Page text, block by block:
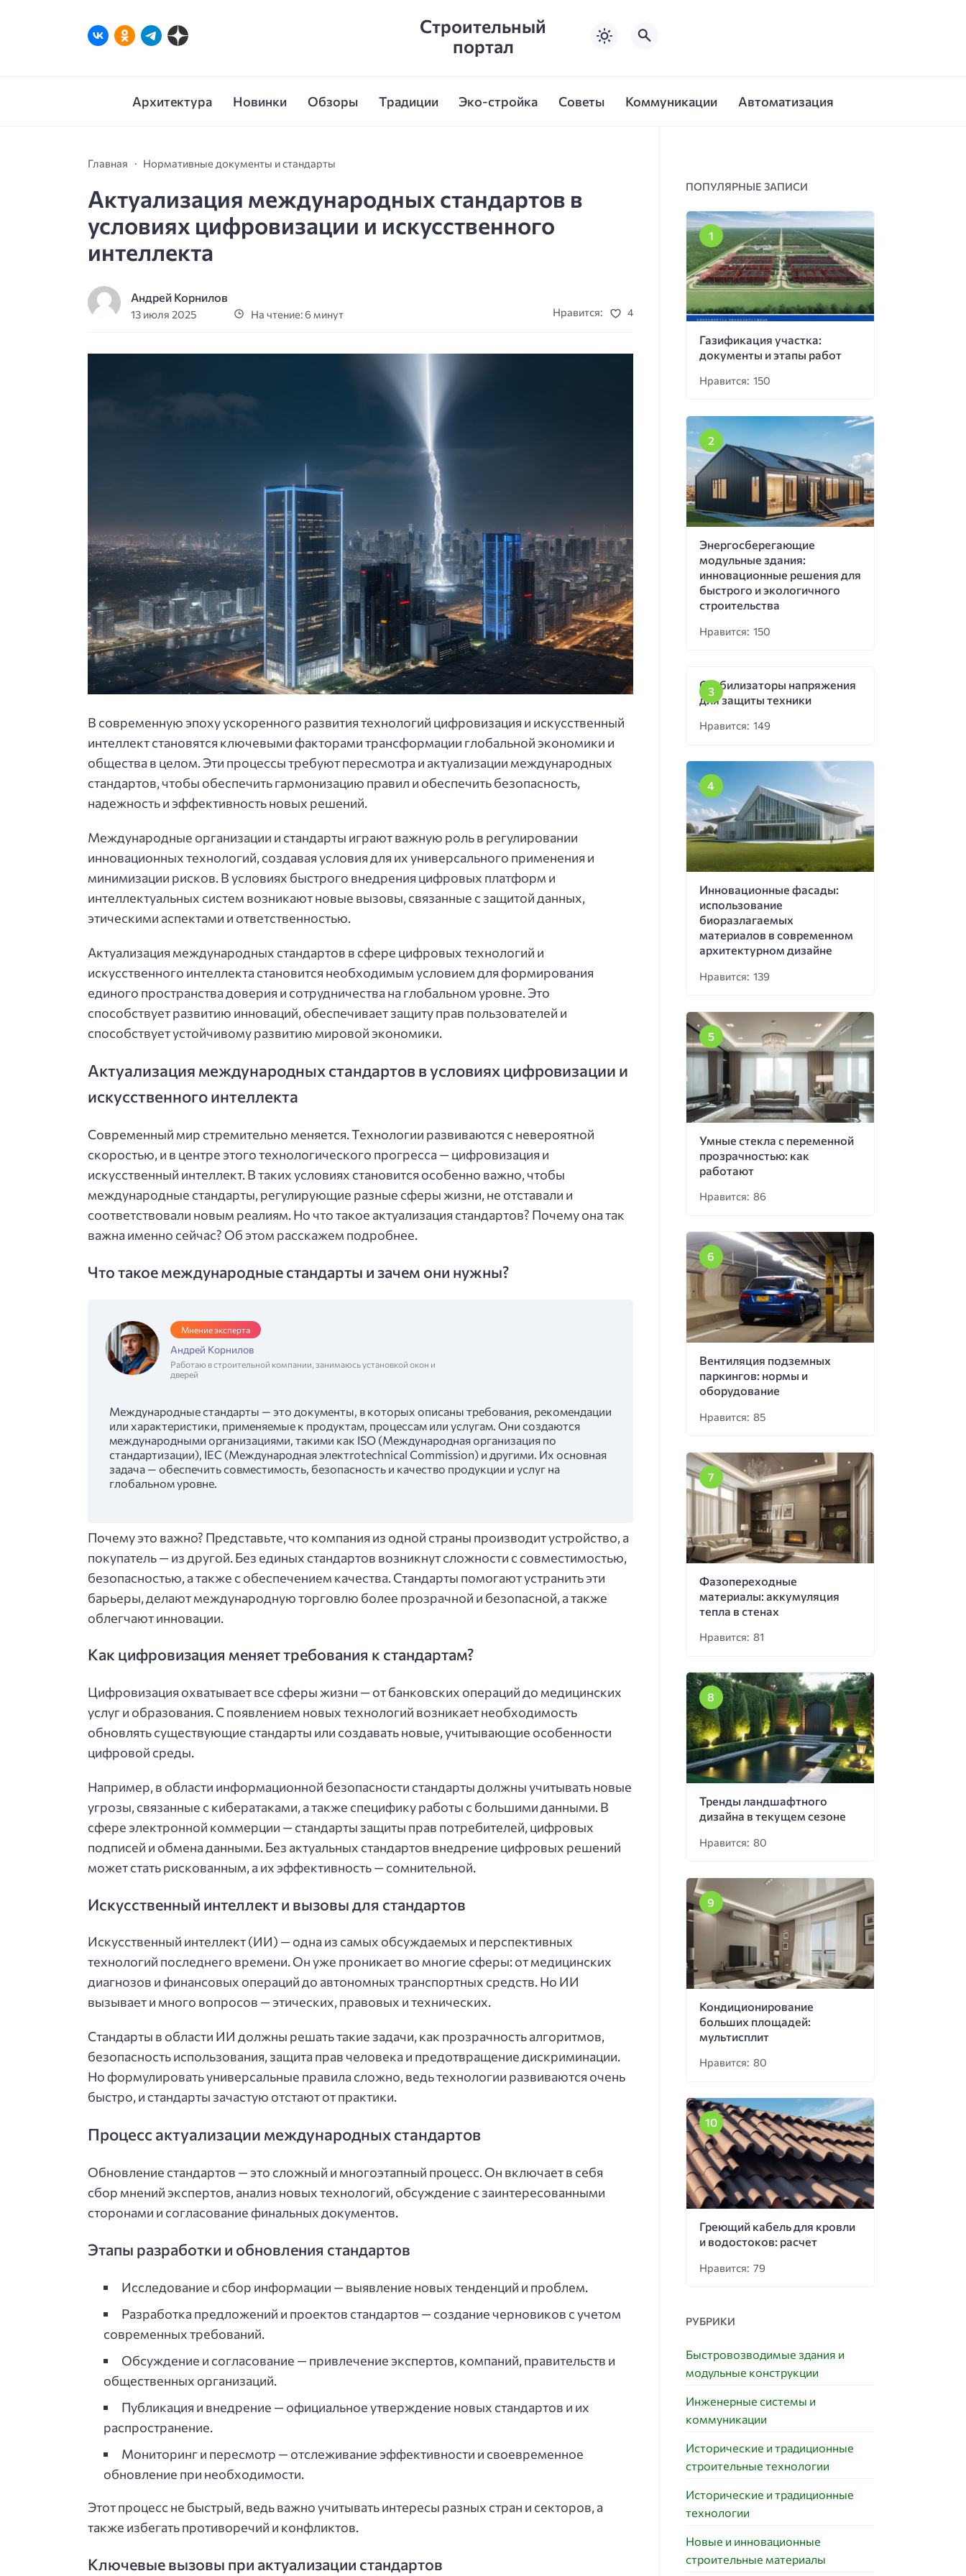
Строительный
портал
Архитектура Новинки Обзоры Традиции Эко-стройка Советы Коммуникации Автоматизация
Главная Нормативные документы и стандарты
Актуализация международных стандартов в
условиях цифровизации и искусственного
интеллекта
Андрей Корнилов
13 июля 2025 На чтение: 6 минут Нравится: 4
В современную эпоху ускоренного развития технологий цифровизация и искусственный
интеллект становятся ключевыми факторами трансформации глобальной экономики и
общества в целом. Эти процессы требуют пересмотра и актуализации международных
стандартов, чтобы обеспечить гармонизацию правил и обеспечить безопасность,
надежность и эффективность новых решений.
Международные организации и стандарты играют важную роль в регулировании
инновационных технологий, создавая условия для их универсального применения и
минимизации рисков. В условиях быстрого внедрения цифровых платформ и
интеллектуальных систем возникают новые вызовы, связанные с защитой данных,
этическими аспектами и ответственностью.
Актуализация международных стандартов в сфере цифровых технологий и
искусственного интеллекта становится необходимым условием для формирования
единого пространства доверия и сотрудничества на глобальном уровне. Это
способствует развитию инноваций, обеспечивает защиту прав пользователей и
способствует устойчивому развитию мировой экономики.
Актуализация международных стандартов в условиях цифровизации и
искусственного интеллекта
Современный мир стремительно меняется. Технологии развиваются с невероятной
скоростью, и в центре этого технологического прогресса — цифровизация и
искусственный интеллект. В таких условиях становится особенно важно, чтобы
международные стандарты, регулирующие разные сферы жизни, не отставали и
соответствовали новым реалиям. Но что такое актуализация стандартов? Почему она так
важна именно сейчас? Об этом расскажем подробнее.
Что такое международные стандарты и зачем они нужны?
Мнение эксперта
Андрей Корнилов
Работаю в строительной компании, занимаюсь установкой окон и
дверей
Международные стандарты — это документы, в которых описаны требования, рекомендации
или характеристики, применяемые к продуктам, процессам или услугам. Они создаются
международными организациями, такими как ISO (Международная организация по
стандартизации), IEC (Международная электrotechnical Commission) и другими. Их основная
задача — обеспечить совместимость, безопасность и качество продукции и услуг на
глобальном уровне.
Почему это важно? Представьте, что компания из одной страны производит устройство, а
покупатель — из другой. Без единых стандартов возникнут сложности с совместимостью,
безопасностью, а также с обеспечением качества. Стандарты помогают устранить эти
барьеры, делают международную торговлю более прозрачной и безопасной, а также
облегчают инновации.
Как цифровизация меняет требования к стандартам?
Цифровизация охватывает все сферы жизни — от банковских операций до медицинских
услуг и образования. С появлением новых технологий возникает необходимость
обновлять существующие стандарты или создавать новые, учитывающие особенности
цифровой среды.
Например, в области информационной безопасности стандарты должны учитывать новые
угрозы, связанные с кибератаками, а также специфику работы с большими данными. В
сфере электронной коммерции — стандарты защиты прав потребителей, цифровых
подписей и обмена данными. Без актуальных стандартов внедрение цифровых решений
может стать рискованным, а их эффективность — сомнительной.
Искусственный интеллект и вызовы для стандартов
Искусственный интеллект (ИИ) — одна из самых обсуждаемых и перспективных
технологий последнего времени. Он уже проникает во многие сферы: от медицинских
диагнозов и финансовых операций до автономных транспортных средств. Но ИИ
вызывает и много вопросов — этических, правовых и технических.
Стандарты в области ИИ должны решать такие задачи, как прозрачность алгоритмов,
безопасность использования, защита прав человека и предотвращение дискриминации.
Но формулировать универсальные правила сложно, ведь технологии развиваются очень
быстро, и стандарты зачастую отстают от практики.
Процесс актуализации международных стандартов
Обновление стандартов — это сложный и многоэтапный процесс. Он включает в себя
сбор мнений экспертов, анализ новых технологий, обсуждение с заинтересованными
сторонами и согласование финальных документов.
Этапы разработки и обновления стандартов
Исследование и сбор информации — выявление новых тенденций и проблем.
Разработка предложений и проектов стандартов — создание черновиков с учетом
современных требований.
Обсуждение и согласование — привлечение экспертов, компаний, правительств и
общественных организаций.
Публикация и внедрение — официальное утверждение новых стандартов и их
распространение.
Мониторинг и пересмотр — отслеживание эффективности и своевременное
обновление при необходимости.
Этот процесс не быстрый, ведь важно учитывать интересы разных стран и секторов, а
также избегать противоречий и конфликтов.
Ключевые вызовы при актуализации стандартов
ПОПУЛЯРНЫЕ ЗАПИСИ
Газификация участка:
документы и этапы работ
Нравится: 150
Энергосберегающие
модульные здания:
инновационные решения для
быстрого и экологичного
строительства
Нравится: 150
Стабилизаторы напряжения
для защиты техники
Нравится: 149
Инновационные фасады:
использование
биоразлагаемых
материалов в современном
архитектурном дизайне
Нравится: 139
Умные стекла с переменной
прозрачностью: как
работают
Нравится: 86
Вентиляция подземных
паркингов: нормы и
оборудование
Нравится: 85
Фазопереходные
материалы: аккумуляция
тепла в стенах
Нравится: 81
Тренды ландшафтного
дизайна в текущем сезоне
Нравится: 80
Кондиционирование
больших площадей:
мультисплит
Нравится: 80
Греющий кабель для кровли
и водостоков: расчет
Нравится: 79
РУБРИКИ
Быстровозводимые здания и
модульные конструкции
Инженерные системы и
коммуникации
Исторические и традиционные
строительные технологии
Исторические и традиционные
технологии
Новые и инновационные
строительные материалы